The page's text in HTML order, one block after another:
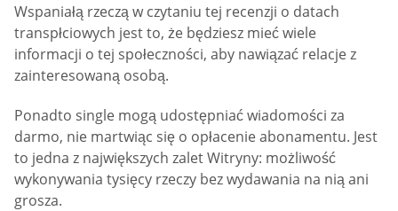
Wspaniałą rzeczą w czytaniu tej recenzji o datach
transpłciowych jest to, że będziesz mieć wiele
informacji o tej społeczności, aby nawiązać relacje z
zainteresowaną osobą.
Ponadto single mogą udostępniać wiadomości za
darmo, nie martwiąc się o opłacenie abonamentu. Jest
to jedna z największych zalet Witryny: możliwość
wykonywania tysięcy rzeczy bez wydawania na nią ani
grosza.